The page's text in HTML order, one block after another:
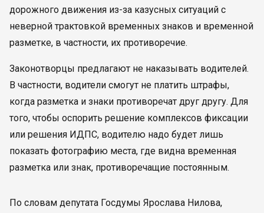
дорожного движения из-за казусных ситуаций с
неверной трактовкой временных знаков и временной
разметке, в частности, их противоречие.
Законотворцы предлагают не наказывать водителей.
В частности, водители смогут не платить штрафы,
когда разметка и знаки противоречат друг другу. Для
того, чтобы оспорить решение комплексов фиксации
или решения ИДПС, водителю надо будет лишь
показать фотографию места, где видна временная
разметка или знак, противоречащие постоянным.
По словам депутата Госдумы Ярослава Нилова,